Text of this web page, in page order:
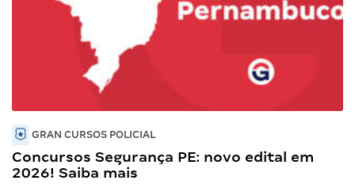
GRAN CURSOS POLICIAL
Concursos Segurança PE: novo edital em
2026! Saiba mais